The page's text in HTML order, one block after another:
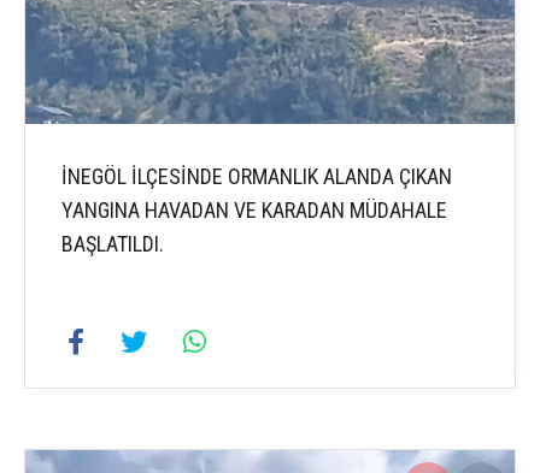
İNEGÖL İLÇESİNDE ORMANLIK ALANDA ÇIKAN
YANGINA HAVADAN VE KARADAN MÜDAHALE
BAŞLATILDI.